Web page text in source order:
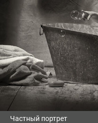
Частный портрет